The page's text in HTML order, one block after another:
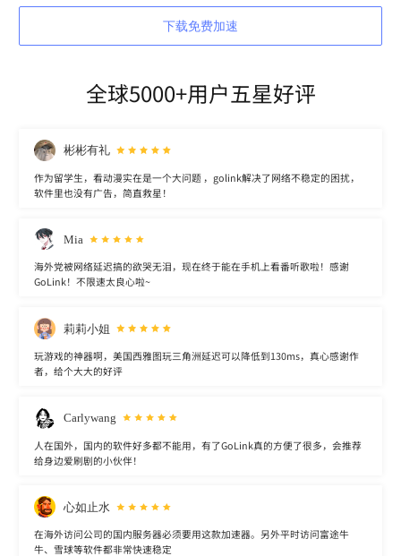
下载免费加速
全球5000+用户五星好评
彬彬有礼
作为留学生，看动漫实在是一个大问题 ，golink解决了网络不稳定的困扰，
软件里也没有广告，简直救星！
Mia
海外党被网络延迟搞的欲哭无泪，现在终于能在手机上看番听歌啦！感谢
GoLink！不限速太良心啦~
莉莉小姐
玩游戏的神器啊，美国西雅图玩三角洲延迟可以降低到130ms，真心感谢作
者，给个大大的好评
Carlywang
人在国外，国内的软件好多都不能用，有了GoLink真的方便了很多，会推荐
给身边爱刷剧的小伙伴！
心如止水
在海外访问公司的国内服务器必须要用这款加速器。另外平时访问富途牛
牛、雪球等软件都非常快速稳定